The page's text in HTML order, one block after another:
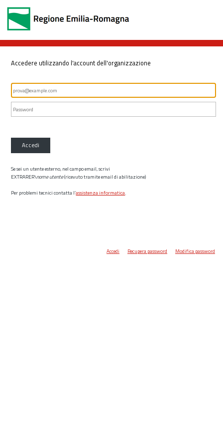
Accedere utilizzando l'account dell'organizzazione
Accedi
Se sei un utente esterno, nel campo email, scrivi
EXTRARER\nome utente(ricevuto tramite email di abilitazione)
Per problemi tecnici contatta l’assistenza informatica.
Accedi Recupera password Modifica password